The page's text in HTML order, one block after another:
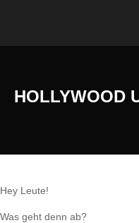
HOLLYWOOD
Hey Leute!
Was geht denn ab?